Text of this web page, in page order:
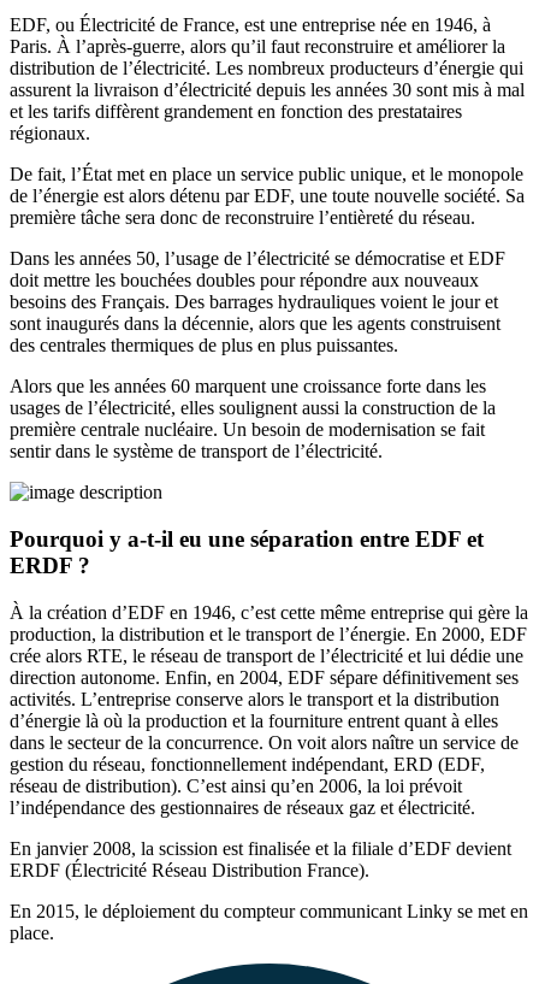
EDF, ou Électricité de France, est une entreprise née en 1946, à
Paris. À l’après-guerre, alors qu’il faut reconstruire et améliorer la
distribution de l’électricité. Les nombreux producteurs d’énergie qui
assurent la livraison d’électricité depuis les années 30 sont mis à mal
et les tarifs diffèrent grandement en fonction des prestataires
régionaux.
De fait, l’État met en place un service public unique, et le monopole
de l’énergie est alors détenu par EDF, une toute nouvelle société. Sa
première tâche sera donc de reconstruire l’entièreté du réseau.
Dans les années 50, l’usage de l’électricité se démocratise et EDF
doit mettre les bouchées doubles pour répondre aux nouveaux
besoins des Français. Des barrages hydrauliques voient le jour et
sont inaugurés dans la décennie, alors que les agents construisent
des centrales thermiques de plus en plus puissantes.
Alors que les années 60 marquent une croissance forte dans les
usages de l’électricité, elles soulignent aussi la construction de la
première centrale nucléaire. Un besoin de modernisation se fait
sentir dans le système de transport de l’électricité.
Pourquoi y a-t-il eu une séparation entre EDF et
ERDF ?
À la création d’EDF en 1946, c’est cette même entreprise qui gère la
production, la distribution et le transport de l’énergie. En 2000, EDF
crée alors RTE, le réseau de transport de l’électricité et lui dédie une
direction autonome. Enfin, en 2004, EDF sépare définitivement ses
activités. L’entreprise conserve alors le transport et la distribution
d’énergie là où la production et la fourniture entrent quant à elles
dans le secteur de la concurrence. On voit alors naître un service de
gestion du réseau, fonctionnellement indépendant, ERD (EDF,
réseau de distribution). C’est ainsi qu’en 2006, la loi prévoit
l’indépendance des gestionnaires de réseaux gaz et électricité.
En janvier 2008, la scission est finalisée et la filiale d’EDF devient
ERDF (Électricité Réseau Distribution France).
En 2015, le déploiement du compteur communicant Linky se met en
place.